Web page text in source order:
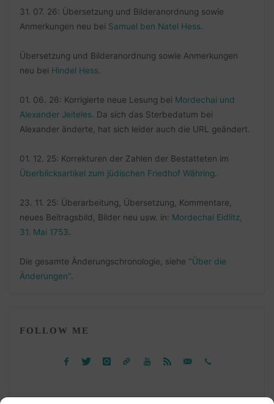
31. 07. 26: Übersetzung und Bilderanordnung sowie
Anmerkungen neu bei Samuel ben Natel Hess.
Übersetzung und Bilderanordnung sowie Anmerkungen
neu bei Hindel Hess.
01. 06. 26: Korrigierte neue Lesung bei Mordechai und
Alexander Jeiteles. Da sich das Sterbedatum bei
Alexander änderte, hat sich leider auch die URL geändert.
01. 12. 25: Korrekturen der Zahlen der Bestatteten im
Überblicksartikel zum jüdischen Friedhof Währing.
23. 11. 25: Überarbeitung, Übersetzung, Kommentare,
neues Beitragsbild, Bilder neu usw. in: Mordechai Eidlitz,
31. Mai 1753.
Die gesamte Änderungschronologie, siehe "Über die
Änderungen".
FOLLOW ME